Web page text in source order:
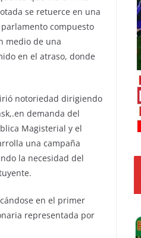
se retuerce en una
compuesto
medio de una
en el atraso, donde
notoriedad dirigiendo
demanda del
Magisterial y el
una campaña
la necesidad del
en el primer
representada por